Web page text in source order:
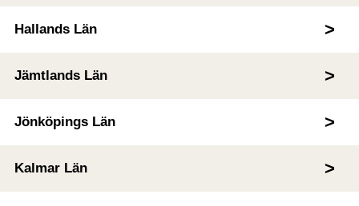
Hallands Län
Jämtlands Län
Jönköpings Län
Kalmar Län